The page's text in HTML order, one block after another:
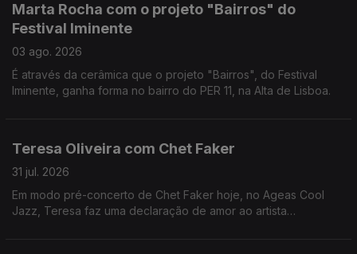
espreitar.
Marta Rocha com o projeto "Bairros" do
Festival Iminente
03 ago. 2026
É através da cerâmica que o projeto "Bairros", do Festival
Iminente, ganha forma no bairro do PER 11, na Alta de Lisboa.
Teresa Oliveira com Chet Faker
31 jul. 2026
Em modo pré-concerto de Chet Faker hoje, no Ageas Cool
Jazz, Teresa faz uma declaração de amor ao artista